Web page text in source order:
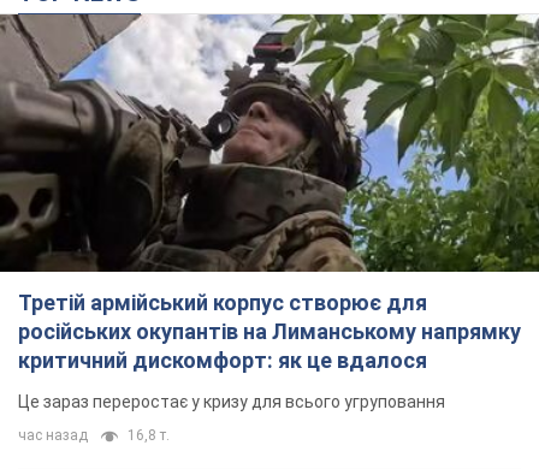
Третій армійський корпус створює для
російських окупантів на Лиманському напрямку
критичний дискомфорт: як це вдалося
Це зараз переростає у кризу для всього угруповання
час назад 16,8 т.